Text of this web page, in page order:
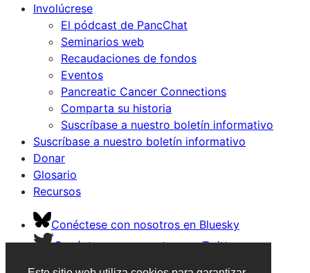
Involúcrese
El pódcast de PancChat
Seminarios web
Recaudaciones de fondos
Eventos
Pancreatic Cancer Connections
Comparta su historia
Suscríbase a nuestro boletín informativo
Suscríbase a nuestro boletín informativo
Donar
Glosario
Recursos
Conéctese con nosotros en Bluesky
Conéctese con nosotros en Twitter